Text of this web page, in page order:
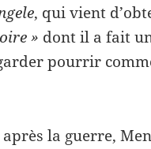
, qui vient
» dont il a fait
pourrir
la guerre,